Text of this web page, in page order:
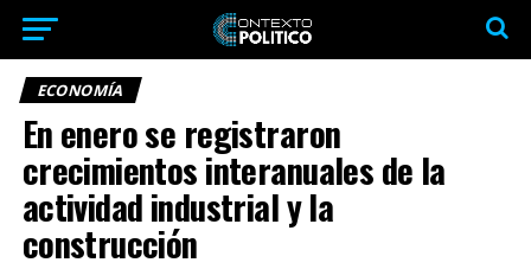
ECONOMÍA
En enero se registraron
crecimientos interanuales de la
actividad industrial y la
construcción